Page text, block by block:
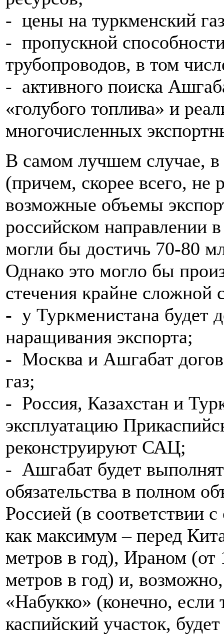
- цены на туркменский
- пропускной
трубопроводов, в том
- активного поиска
«голубого топлива» и
многочисленных
В самом лучшем случае, в
(причем, скорее всего, не
возможные объемы
российском направлении
могли бы достичь 70-80
Однако это могло бы
стечения крайне
- у Туркменистана будет
наращивания экспорта;
- Москва и Ашгабат
газ;
- Россия, Казахстан и
эксплуатацию
реконструируют САЦ;
- Ашгабат будет
обязательства в полном
Россией (в соответствии
как максимум – перед
метров в год), Ираном (от
метров в год) и,
«Набукко» (конечно, если
каспийский участок,